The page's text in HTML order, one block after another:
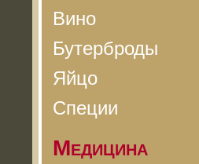
Вино
Бутерброды
Яйцо
Специи
Медицина